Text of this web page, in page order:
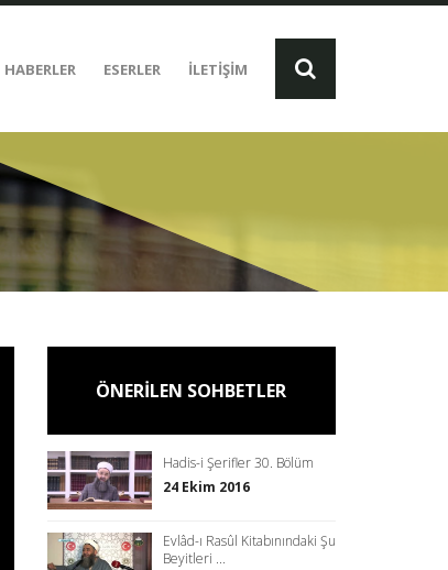
HABERLER ESERLER İLETİŞİM
ÖNERİLEN SOHBETLER
Hadis-i Şerifler 30. Bölüm
24 Ekim 2016
Evlâd-ı Rasûl Kitabınındaki Şu
Beyitleri ...